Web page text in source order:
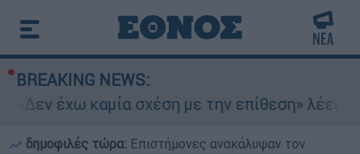
BREAKING NEWS:
έχω καμία σχέση με την επίθεση» λέει η
δημοφιλές τώρα: Επιστήμονες ανακάλυψαν τον